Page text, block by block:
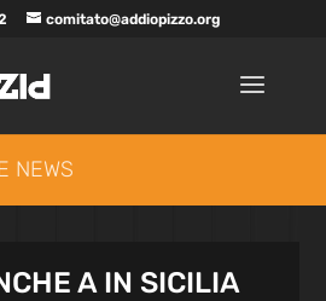
comitato@addiopizzo.org
NEWS
A IN SICILIA